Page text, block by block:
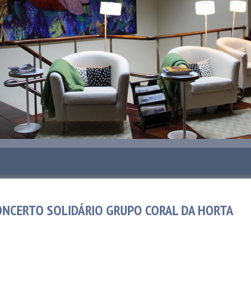
SOLIDÁRIO GRUPO CORAL DA HORTA